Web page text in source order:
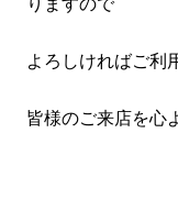
りますので
よろしければご利
皆様のご来店を心